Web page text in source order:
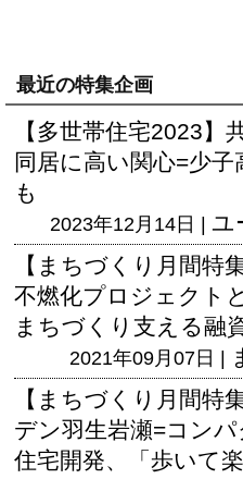
最近の特集企画
【多世帯住宅2023】
同居に高い関心=少
も
2023年12月14日 | ユ
【まちづくり月間特
不燃化プロジェクト
まちづくり支える融
2021年09月07日 |
【まちづくり月間特
デン羽生岩瀬=コン
住宅開発、「歩いて